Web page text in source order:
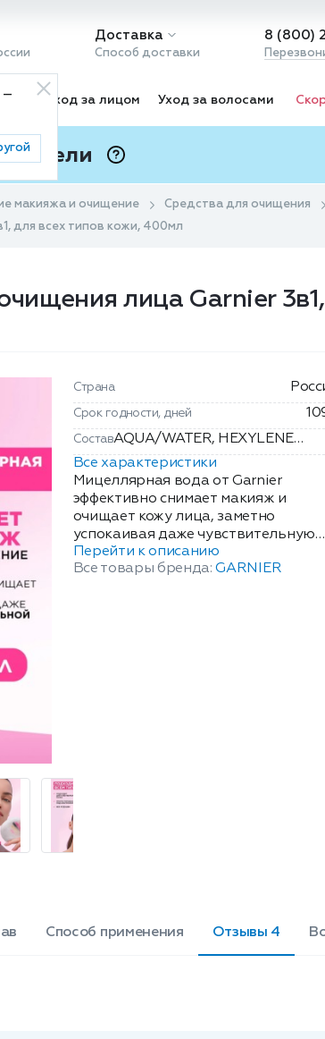
—
Доставка
Способ доставки
8 (800)
Уход за лицом Уход за волосами
Подели
макияжа и очищение
Средства для очищения
для всех типов кожи, 400мл
лица Garnier
Страна
Срок годности, дней
СоставAQUA/WATER, HEXYLENE
GLYCOL, GLYCERIN,
POLOXAMER 184, DISODIUM
COCOAMPHODIACETATE,
DISODIUM EDTA,
MYRTRIMONIUM BROMIDE.
Все характеристики
Мицеллярная вода от Garnier
эффективно снимает макияж и
очищает кожу лица, заметно
успокаивая даже чувствительную
кожу. Формула обогащена
мицеллами - активными
вода подходит для всех типов кожи,
даже чувствительной.
Гипоаллергенно, не содердит
отдушек. Объем: 400 мл.
Перейти к описанию
Все товары бренда:GARNIER
Способ применения Отзывы 4